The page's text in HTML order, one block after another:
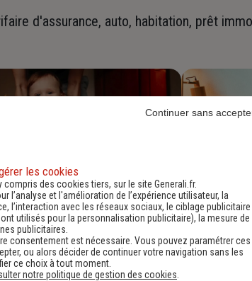
d'assurance, auto, habitation, prêt
habitation
une estimation
les cookies
des cookies tiers, sur le site Generali.fr.
l’analyse et l'amélioration de l’expérience utilisateur, la
l’interaction avec les réseaux sociaux, le ciblage publicitaire
utilisés pour la personnalisation publicitaire), la mesure de
publicitaires.
consentement est nécessaire. Vous pouvez paramétrer ces
ou alors décider de continuer votre navigation sans les
ce choix à tout moment.
notre politique de gestion des cookies
Continuer sans